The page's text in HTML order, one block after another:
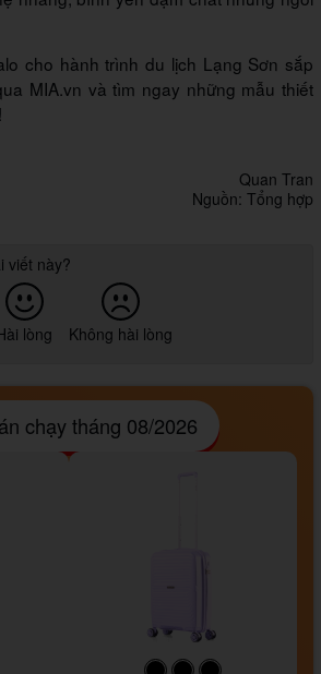
cho hành trình du lịch Lạng Sơn sắp
MIA.vn và tìm ngay những mẫu thiết
Quan Tran
Nguồn: Tổng hợp
viết này?
lòng Không hài lòng
chạy tháng 08/2026